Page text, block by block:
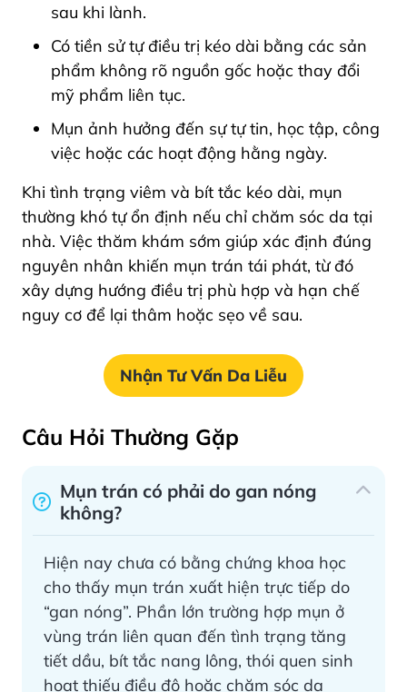
sau khi lành.
Có tiền sử tự điều trị kéo dài bằng các sản
phẩm không rõ nguồn gốc hoặc thay đổi
mỹ phẩm liên tục.
Mụn ảnh hưởng đến sự tự tin, học tập, công
việc hoặc các hoạt động hằng ngày.
Khi tình trạng viêm và bít tắc kéo dài, mụn
thường khó tự ổn định nếu chỉ chăm sóc da tại
nhà. Việc thăm khám sớm giúp xác định đúng
nguyên nhân khiến mụn trán tái phát, từ đó
xây dựng hướng điều trị phù hợp và hạn chế
nguy cơ để lại thâm hoặc sẹo về sau.
Nhận Tư Vấn Da Liễu
Câu Hỏi Thường Gặp
Mụn trán có phải do gan nóng
không?
Hiện nay chưa có bằng chứng khoa học
cho thấy mụn trán xuất hiện trực tiếp do
“gan nóng”. Phần lớn trường hợp mụn ở
vùng trán liên quan đến tình trạng tăng
tiết dầu, bít tắc nang lông, thói quen sinh
hoạt thiếu điều độ hoặc chăm sóc da